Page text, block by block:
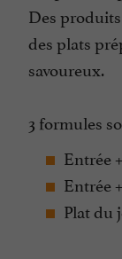
Des
des plats
savoureux.
3 formules
Entrée
Entrée
Plat du